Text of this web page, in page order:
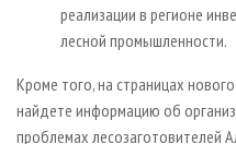
реализации в регионе
лесной промышленности.
Кроме того, на страницах
найдете информацию об
проблемах лесозаготовителей